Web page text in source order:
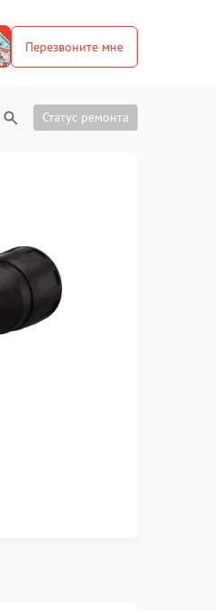
Перезвоните мне
Статус ремонта